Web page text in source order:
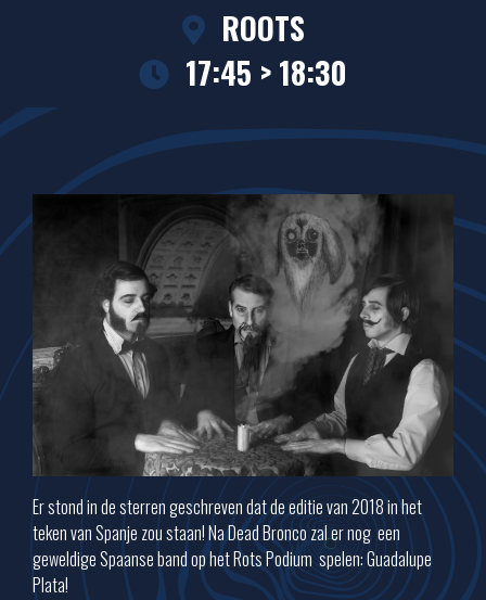
ROOTS
17:45 > 18:30
Er stond in de sterren geschreven dat de editie van 2018 in het
teken van Spanje zou staan! Na Dead Bronco zal er nog een
geweldige Spaanse band op het Rots Podium spelen: Guadalupe
Plata!